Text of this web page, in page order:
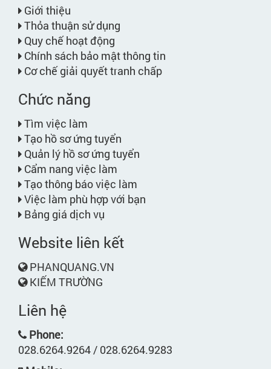
Giới thiệu
Thỏa thuận sử dụng
Quy chế hoạt động
Chính sách bảo mật thông tin
Cơ chế giải quyết tranh chấp
Chức năng
Tìm việc làm
Tạo hồ sơ ứng tuyển
Quản lý hồ sơ ứng tuyển
Cẩm nang việc làm
Tạo thông báo việc làm
Việc làm phù hợp với bạn
Bảng giá dịch vụ
Website liên kết
PHANQUANG.VN
KIẾM TRƯỜNG
Liên hệ
Phone:
028.6264.9264 / 028.6264.9283